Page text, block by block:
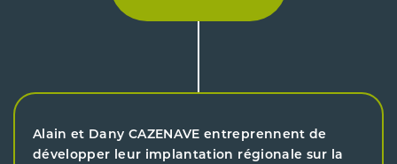
Alain et Dany CAZENAVE entreprennent de
développer leur implantation régionale sur la